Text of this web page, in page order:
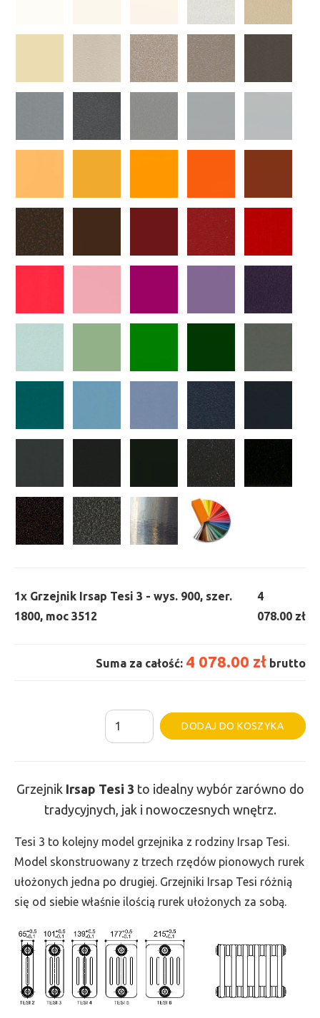
1x Grzejnik Irsap Tesi 3 - wys. 900, szer.
1800, moc 3512
4
078.00 zł
Suma za całość: 4 078.00 zł brutto
ilość
Grzejnik
-
wys.
900,
szer.
1800,
3512
DODAJ DO KOSZYKA
Grzejnik Irsap Tesi 3 to idealny wybór zarówno do
tradycyjnych, jak i nowoczesnych wnętrz.
Tesi 3 to kolejny model grzejnika z rodziny Irsap Tesi.
Model skonstruowany z trzech rzędów pionowych rurek
ułożonych jedna po drugiej. Grzejniki Irsap Tesi różnią
się od siebie właśnie ilością rurek ułożonych za sobą.